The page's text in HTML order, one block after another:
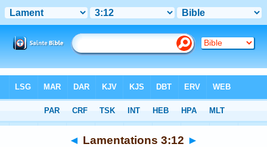
> Chapitre 3 > Verset 12
◄ Lamentations 3:12 ►